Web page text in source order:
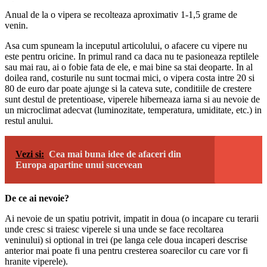
Anual de la o vipera se recolteaza aproximativ 1-1,5 grame de
venin.
Asa cum spuneam la inceputul articolului, o afacere cu vipere nu
este pentru oricine. In primul rand ca daca nu te pasioneaza reptilele
sau mai rau, ai o fobie fata de ele, e mai bine sa stai deoparte. In al
doilea rand, costurile nu sunt tocmai mici, o vipera costa intre 20 si
80 de euro dar poate ajunge si la cateva sute, conditiile de crestere
sunt destul de pretentioase, viperele hiberneaza iarna si au nevoie de
un microclimat adecvat (luminozitate, temperatura, umiditate, etc.) in
restul anului.
Vezi si: Cea mai buna idee de afaceri din
Europa apartine unui sucevean
De ce ai nevoie?
Ai nevoie de un spatiu potrivit, impatit in doua (o incapare cu terarii
unde cresc si traiesc viperele si una unde se face recoltarea
veninului) si optional in trei (pe langa cele doua incaperi descrise
anterior mai poate fi una pentru cresterea soarecilor cu care vor fi
hranite viperele).